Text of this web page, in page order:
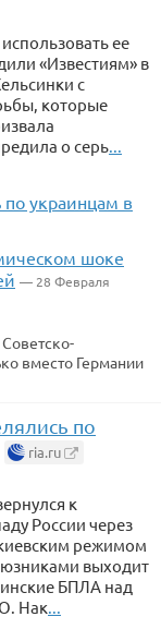
ее
«Известиям» в
с
которые
о серь
украинцам в
шоке
— 28 Февраля
вместо Германии
по
ria.ru
к
России через
режимом
выходит
БПЛА над
Нак...